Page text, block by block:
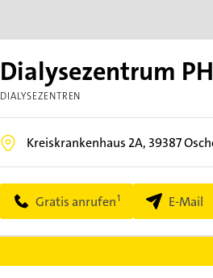
Dialysezentrum
DIALYSEZENTREN
Kreiskrankenhaus 2A, 39387
Gratis anrufen E-Mail